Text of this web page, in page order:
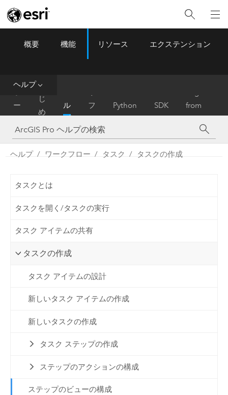
ArcGIS Pro Menu
概要 機能 リソース エクステンション
ヘルプ
ー
ム
は
じ
め
に
ル
プ
フ
ァ
レ
ン
ス
Python SDK
from
ArcMap
ヘルプ ワークフロー タスク タスクの作成
タスクとは
タスクを開く/タスクの実行
タスク アイテムの共有
タスクの作成
タスク アイテムの設計
新しいタスク アイテムの作成
新しいタスクの作成
タスク ステップの作成
ステップのアクションの構成
ステップのビューの構成